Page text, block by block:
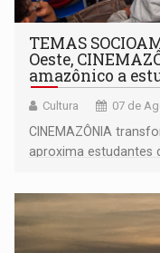
TEMAS
Oeste,
amazônico a
Cultura 07 de
CINEMAZÔNIA
aproxima estudantes